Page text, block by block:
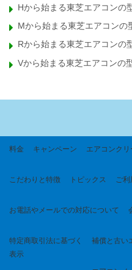
Hから始まる東芝エアコンの
Mから始まる東芝エアコンの
Rから始まる東芝エアコンの
Vから始まる東芝エアコンの
料金 キャンペーン エアコンク
こだわりと特徴 トピックス ご
お電話やメールでの対応について
特定商取引法に基づく
表示
補償と古い